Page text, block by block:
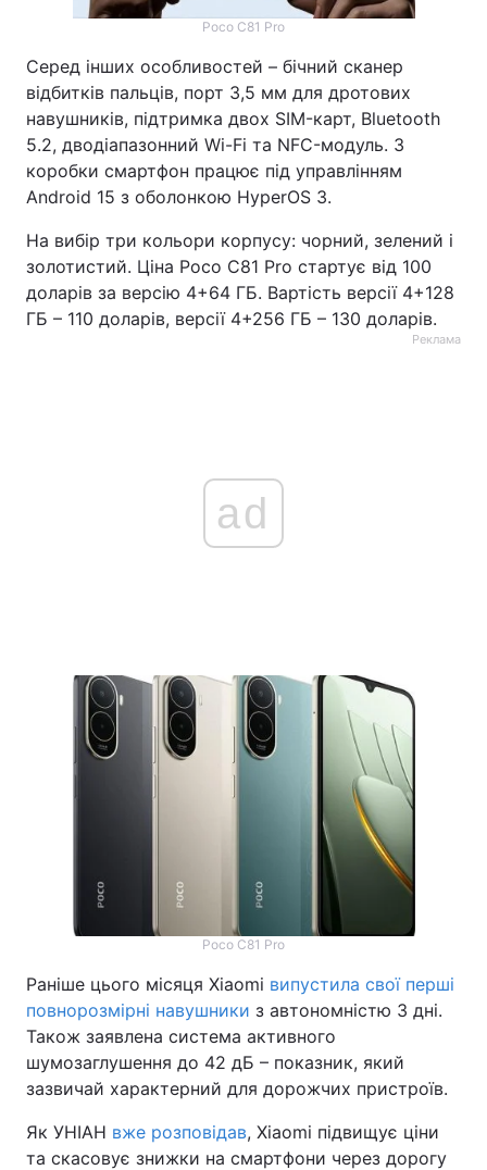
Poco C81 Pro
Серед інших особливостей – бічний сканер
відбитків пальців, порт 3,5 мм для дротових
навушників, підтримка двох SIM-карт, Bluetooth
5.2, дводіапазонний Wi-Fi та NFC-модуль. З
коробки смартфон працює під управлінням
Android 15 з оболонкою HyperOS 3.
На вибір три кольори корпусу: чорний, зелений і
золотистий. Ціна Poco C81 Pro стартує від 100
доларів за версію 4+64 ГБ. Вартість версії 4+128
ГБ – 110 доларів, версії 4+256 ГБ – 130 доларів.
Реклама
ad
Poco C81 Pro
Раніше цього місяця Xiaomi випустила свої перші
повнорозмірні навушники з автономністю 3 дні.
Також заявлена система активного
шумозаглушення до 42 дБ – показник, який
зазвичай характерний для дорожчих пристроїв.
Як УНІАН вже розповідав, Xiaomi підвищує ціни
та скасовує знижки на смартфони через дорогу